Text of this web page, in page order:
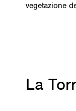
vegetazione
La